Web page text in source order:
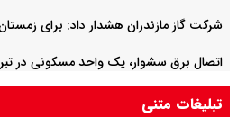
شرکت گاز مازندران هشدار داد: برای
اتصال برق سشوار، یک واحد مسکونی در
تبلیغات متنی